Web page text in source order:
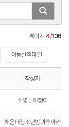
페이지 4/136
아동실적파일
작성자
수영 _ 이정아
해운대청소년방과후아카